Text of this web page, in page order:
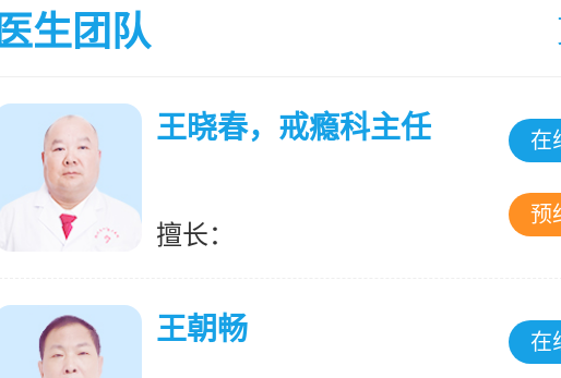
医生团队
王晓春，戒瘾科主任
擅长：
在
预
王朝畅 在